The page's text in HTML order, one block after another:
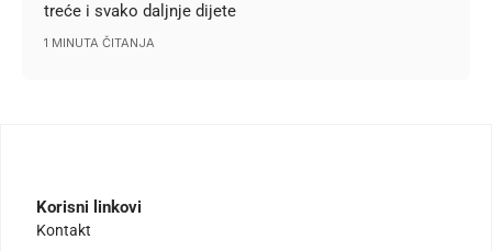
treće i svako daljnje dijete
1 MINUTA ČITANJA
Korisni linkovi
Kontakt